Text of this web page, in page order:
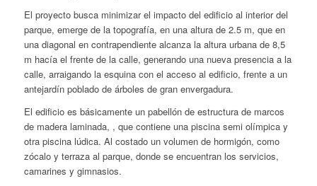
El proyecto busca minimizar el impacto del edificio al interior del
parque, emerge de la topografía, en una altura de 2.5 m, que en
una diagonal en contrapendiente alcanza la altura urbana de 8,5
m hacía el frente de la calle, generando una nueva presencia a la
calle, arraigando la esquina con el acceso al edificio, frente a un
antejardín poblado de árboles de gran envergadura.
El edificio es básicamente un pabellón de estructura de marcos
de madera laminada, , que contiene una piscina semi olímpica y
otra piscina lúdica. Al costado un volumen de hormigón, como
zócalo y terraza al parque, donde se encuentran los servicios,
camarines y gimnasios.